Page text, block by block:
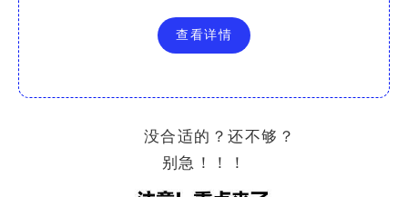
查看详情
没合适的？还不够？
别急！！！